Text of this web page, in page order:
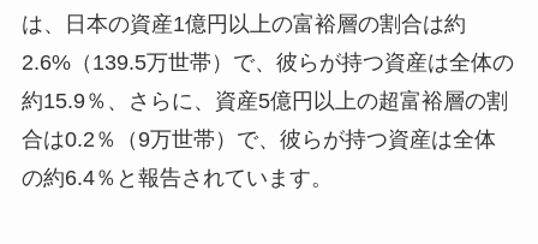
は、日本の資産1億円以上の富裕層の割合は約
2.6%（139.5万世帯）で、彼らが持つ資産は全体の
約15.9％、さらに、資産5億円以上の超富裕層の割
合は0.2％（9万世帯）で、彼らが持つ資産は全体
の約6.4％と報告されています。